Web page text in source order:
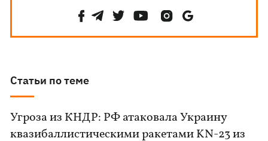
Статьи по теме
Угроза из КНДР: РФ атаковала Украину
квазибаллистическими ракетами KN-23 из